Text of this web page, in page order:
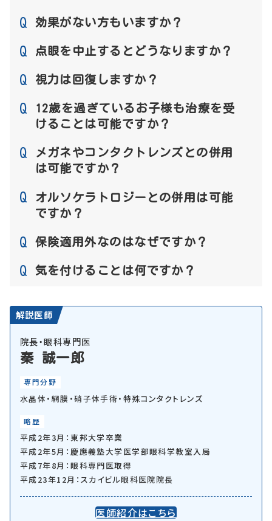
Q 効果がない方もいますか？
Q 点眼を中止するとどうなりますか？
Q 視力は回復しますか？
Q
12歳を過ぎているお子様も治療を受
けることは可能ですか？
Q
メガネやコンタクトレンズとの併用
は可能ですか？
Q
オルソケラトロジーとの併用は可能
ですか？
Q 保険適用外なのはなぜですか？
Q 気を付けることは何ですか？
解説医師
院長・眼科専門医
秦 誠一郎
専門分野
水晶体・網膜・硝子体手術・特殊コンタクトレンズ
略歴
平成2年3月：東邦大学卒業
平成2年5月：慶應義塾大学医学部眼科学教室入局
平成7年8月：眼科専門医取得
平成23年12月：スカイビル眼科医院院長
医師紹介はこちら